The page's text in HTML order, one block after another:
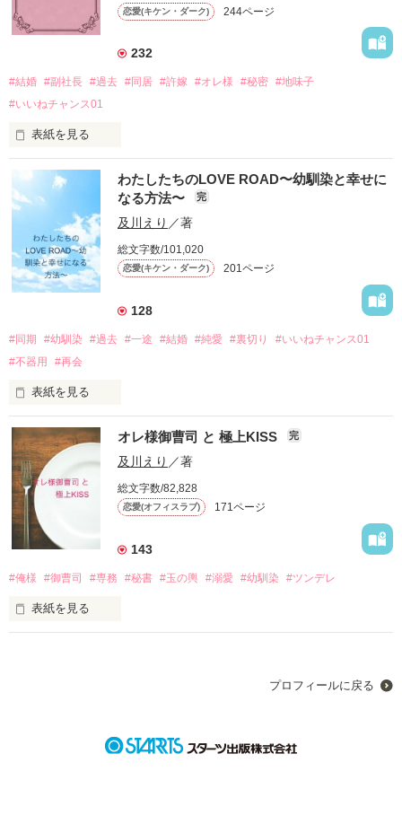
「念のため、言っておくが、俺は結婚願望はない。
お前がオトコできるまでの間一緒にいてやるよ。」
前途多難な関係からはじまった2人だったけど…？
さてさてこれからどうなることやら…。
※※※※※※※※※※※※※※
2020.12.19 完結しました！
皆様読んでいただきありがとう♡
みやのもりさん。
大学4年間何してたんだろう…
就活全部失敗し、そして滑り込みでなんとかなれた高校教師。
今日から心機一転…がんばるはずが…
※※※※※※※※※※※※※※※
2020.9.11 完結
恋愛(キケン・ダーク) 244ページ
232
#結婚 #副社長 #過去 #同居 #許嫁 #オレ様 #秘密 #地味子
#いいねチャンス01
表紙を見る
葛城夏菜《かつらぎなつな》
24歳
宝永商事 管理部経理課勤務
高校の時の彼氏が原因で恋愛恐怖症
会社では地味子で通っている
✖︎
九条春臣《くじょうはるおみ》
宝永商事 副社長
オレ様で世間知らずなイケメンおぼっちゃま
たまたま故障したエレベーターに副社長と乗り合わせてしまっ
たことから、同居生活を送る羽目になってしまった夏菜。
「おまえ、いちいち赤くなるからかわいいな。」
「今日も明日もお前のために空けてあるぞ。」
「おまえのご飯。大好きだ。」
意識したくなくても、こんなこと言われたら意識しちゃいます
わたしたちのLOVE ROAD〜幼馴染と幸せに
なる方法〜
完
及川えり ／著
総文字数/101,020
恋愛(キケン・ダーク) 201ページ
128
#同期 #幼馴染 #過去 #一途 #結婚 #純愛 #裏切り
#いいねチャンス01
#不器用
#再会
表紙を見る
花村美湖《はなむらみこ》
26歳
マルシンフーズ株式会社
国内マーケティング1部1課 営業補佐
幼馴染を忘れられない臆病者女子
✖️
26歳
国内マーケティング1部1課 営業
過去にこだわって前に進めない元高校球児
小さい頃から幼馴染で大好きだった悠に高2の夏に冷たく言わ
オレ様御曹司 と 極上KISS 完
及川えり ／著
総文字数/82,828
恋愛(オフィスラブ) 171ページ
143
#俺様 #御曹司 #専務 #秘書 #玉の輿 #溺愛 #幼馴染 #ツンデレ
表紙を見る
久遠翔《くおんはると》
プロフィールに戻る